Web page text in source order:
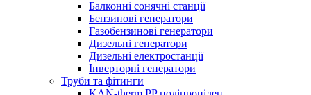
Балконні сонячні станції
Бензинові генератори
Газобензинові генератори
Дизельні генератори
Дизельні електростанції
Інверторні генератори
Труби та фітинги